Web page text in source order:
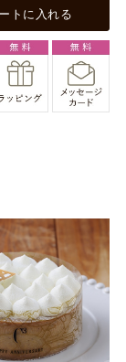
トに入れる